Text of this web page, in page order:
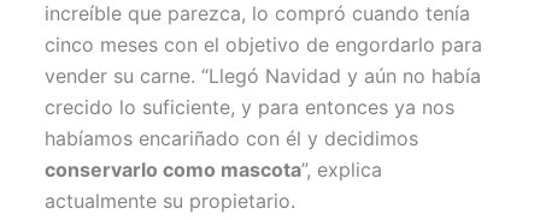
increíble que parezca, lo compró cuando tenía
cinco meses con el objetivo de engordarlo para
vender su carne. “Llegó Navidad y aún no había
crecido lo suficiente, y para entonces ya nos
habíamos encariñado con él y decidimos
conservarlo como mascota”, explica
actualmente su propietario.